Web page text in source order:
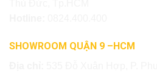
SHOWROOM QUẬN 9 –HCM